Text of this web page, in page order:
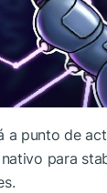
a punto de
para